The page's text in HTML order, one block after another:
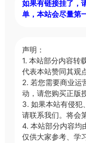
如果有链接挂了，
单，本站会尽量第
声明：
1. 本站部分内容转
代表本站赞同其观
2. 若您需要商业运
动，请您购买正版
3. 如果本站有侵犯
请联系我们。将会
4. 本站部分内容均
仅供大家参考、学